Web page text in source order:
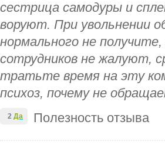
сестрица самодуры и
воруют. При увольнении
нормального не
сотрудников не жалуют,
тратьте время на эту
психоз, почему не
Полезность отзыва
2 Да